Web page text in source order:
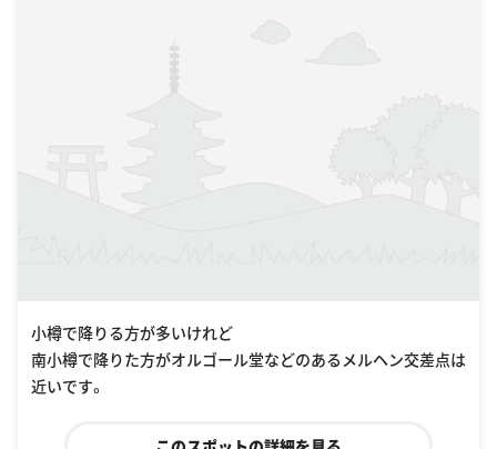
小樽で降りる方が多いけれど
南小樽で降りた方がオルゴール堂などのあるメルヘン交差点は
近いです。